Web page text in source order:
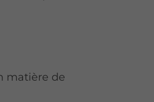
matière de